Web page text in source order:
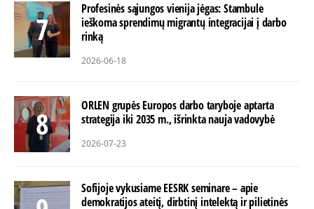
Profesinės sąjungos vienija jėgas: Stambule
ieškoma sprendimų migrantų integracijai į darbo
rinką
2026-06-18
ORLEN grupės Europos darbo taryboje aptarta
strategija iki 2035 m., išrinkta nauja vadovybė
2026-07-23
Sofijoje vykusiame EESRK seminare – apie
demokratijos ateitį, dirbtinį intelektą ir pilietinės